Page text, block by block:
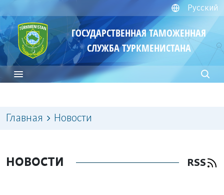
Русский
ГОСУДАРСТВЕННАЯ ТАМОЖЕННАЯ
СЛУЖБА ТУРКМЕНИСТАНА
Главная Новости
НОВОСТИ RSS